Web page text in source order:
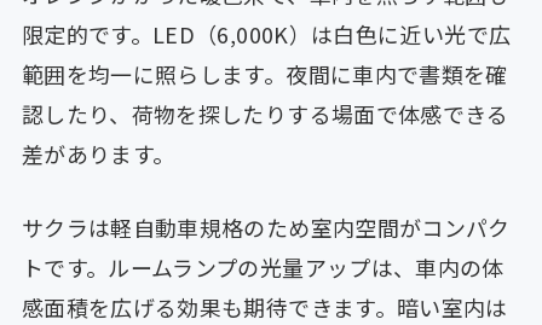
限定的です。LED（6,000K）は白色に近い光で広
範囲を均一に照らします。夜間に車内で書類を確
認したり、荷物を探したりする場面で体感できる
差があります。
サクラは軽自動車規格のため室内空間がコンパク
トです。ルームランプの光量アップは、車内の体
感面積を広げる効果も期待できます。暗い室内は